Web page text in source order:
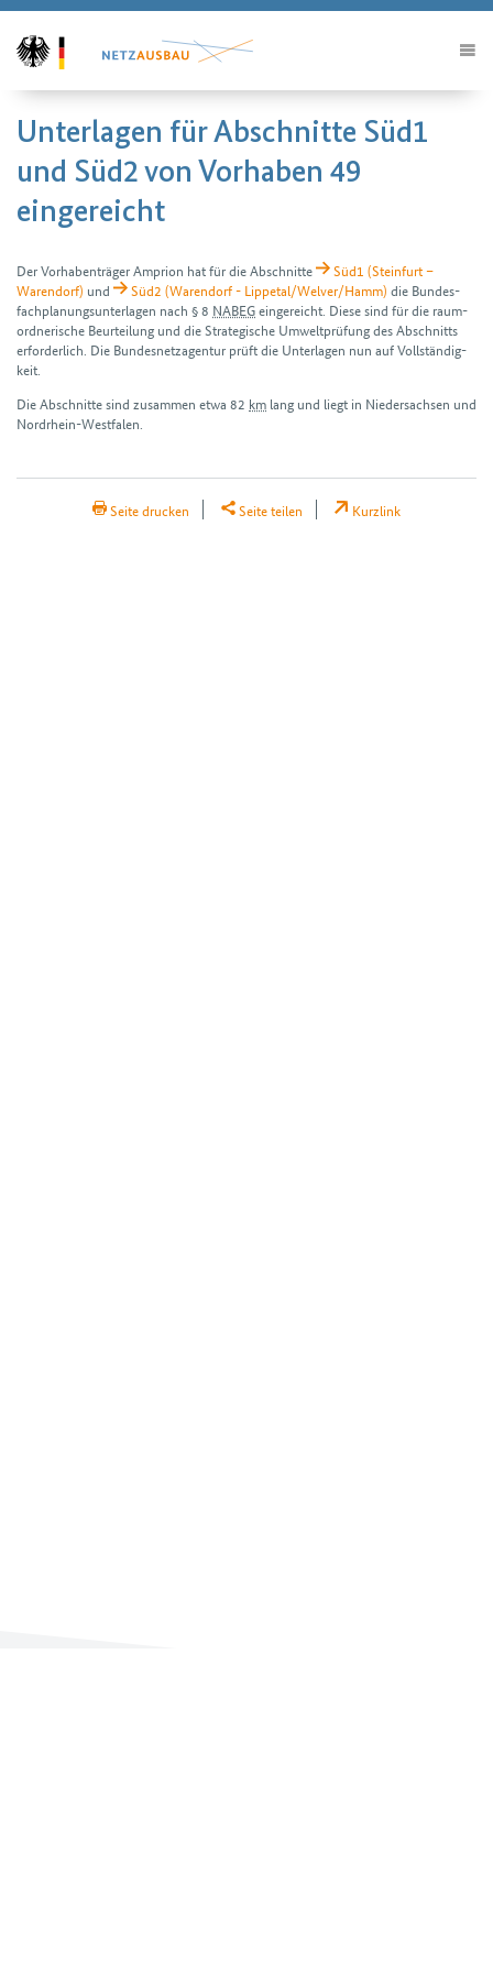
Unterlagen für Abschnitte Süd1
und Süd2 von Vorhaben 49
eingereicht
Der Vorhabenträger Amprion hat für die Abschnitte
Süd1 (Steinfurt –
Warendorf) und Süd2 (Warendorf - Lippetal/Welver/Hamm) die Bundes­
fach­planungs­unterlagen nach § 8 NABEGeingereicht. Diese sind für die raum­
ordnerische Beurteilung und die Strategische Umwelt­prüfung des Abschnitts
erforderlich. Die Bundes­netz­agentur prüft die Unter­lagen nun auf Voll­ständig­
keit.
Die Abschnitte sind zusammen etwa 82 km lang und liegt in Niedersachsen und
Nordrhein-Westfalen.
Seite drucken Seite teilen Kurzlink